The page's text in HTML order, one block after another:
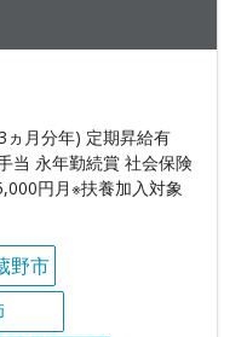
ヵ月分年) 定期昇給有
当 永年勤続賞 社会保険
円月※扶養加入対象
野市